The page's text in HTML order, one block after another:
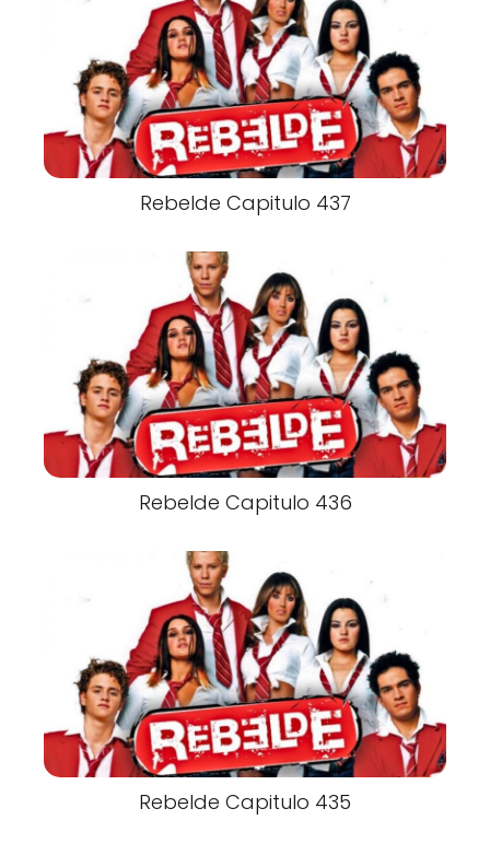
Rebelde Capitulo 437
Rebelde Capitulo 436
Rebelde Capitulo 435